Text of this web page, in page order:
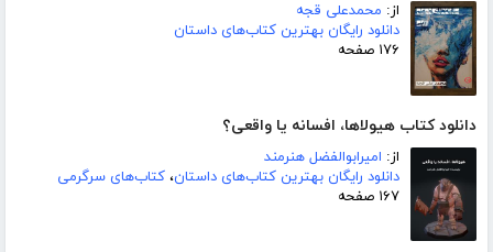
از: محمدعلی قجه
دانلود رایگان بهترین کتاب‌های داستان
۱۷۶ صفحه
دانلود کتاب هیولاها، افسانه یا واقعی؟
از: امیرابوالفضل هنرمند
دانلود رایگان بهترین کتاب‌های داستان، کتاب‌های سرگرمی
۱۶۷ صفحه